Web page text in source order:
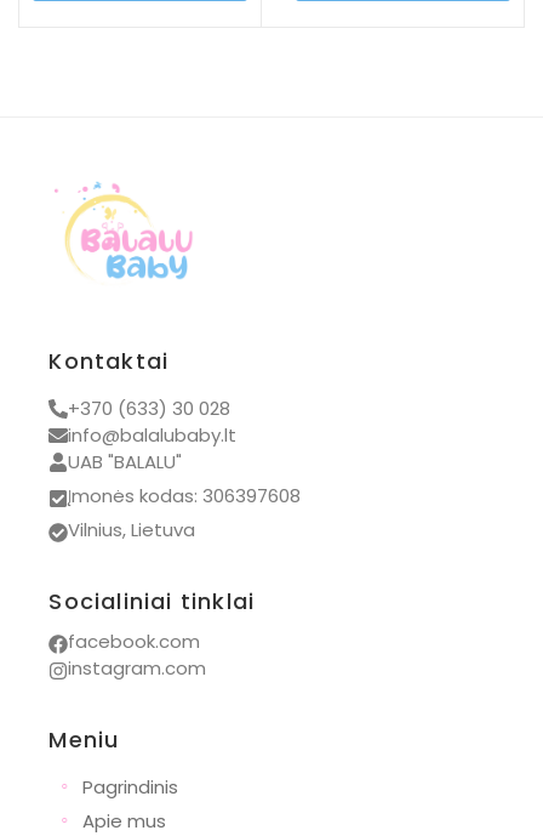
Kontaktai
+370 (633) 30 028
info@balalubaby.lt
UAB "BALALU"
Įmonės kodas: 306397608
Vilnius, Lietuva
Socialiniai tinklai
facebook.com
instagram.com
Meniu
◦
Pagrindinis
◦ Apie mus